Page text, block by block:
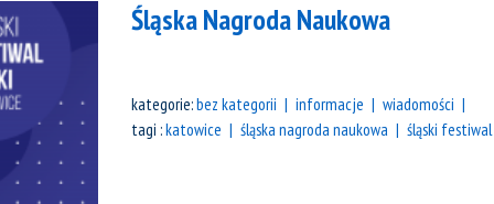
Śląska Nagroda Naukowa
kategorie:bez kategorii informacje
wiadomości
tagi :katowice śląska nagroda naukowa śląski